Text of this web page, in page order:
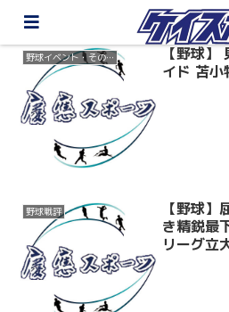
野球イベント・その他
【野球】
イド 苫小
野球戦評
【野球
き精鋭最
リーグ立